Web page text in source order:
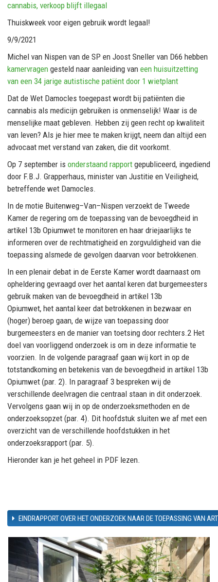
cannabis, verkoop blijft illegaal
Thuiskweek voor eigen gebruik wordt legaal!
9/9/2021
Michel van Nispen van de SP en Joost Sneller van D66 hebben
kamervragen gesteld naar aanleiding van een huisuitzetting
van een 34 jarige autistische patiënt door 1 wietplant
Dat de Wet Damocles toegepast wordt bij patiënten die
cannabis als medicijn gebruiken is onmenselijk! Waar is de
menselijke maat gebleven. Hebben zij geen recht op kwaliteit
van leven? Als je hier mee te maken krijgt, neem dan altijd een
advocaat met verstand van zaken, die dit voorkomt.
Op 7 september is onderstaand rapport gepubliceerd, ingediend
door F.B.J. Grapperhaus, minister van Justitie en Veiligheid,
betreffende wet Damocles.
In de motie Buitenweg–Van–Nispen verzoekt de Tweede
Kamer de regering om de toepassing van de bevoegdheid in
artikel 13b Opiumwet te monitoren en haar driejaarlijks te
informeren over de rechtmatigheid en zorgvuldigheid van die
toepassing alsmede de gevolgen daarvan voor betrokkenen.
In een plenair debat in de Eerste Kamer wordt daarnaast om
opheldering gevraagd over het aantal keren dat burgemeesters
gebruik maken van de bevoegdheid in artikel 13b
Opiumwet, het aantal keer dat betrokkenen in bezwaar en
(hoger) beroep gaan, de wijze van toepassing door
burgemeesters en de manier van toetsing door rechters.2 Het
doel van voorliggend onderzoek is om in deze informatie te
voorzien. In de volgende paragraaf gaan wij kort in op de
totstandkoming en betekenis van de bevoegdheid in artikel 13b
Opiumwet (par. 2). In paragraaf 3 bespreken wij de
verschillende deelvragen die centraal staan in dit onderzoek.
Vervolgens gaan wij in op de onderzoeksmethoden en de
onderzoeksopzet (par. 4). Dit hoofdstuk sluiten we af met een
overzicht van de verschillende hoofdstukken in het
onderzoeksrapport (par. 5).
Hieronder kan je het geheel in PDF lezen.
EINDRAPPORT OVER HET ONDERZOEK NAAR DE TOEPASSING VAN